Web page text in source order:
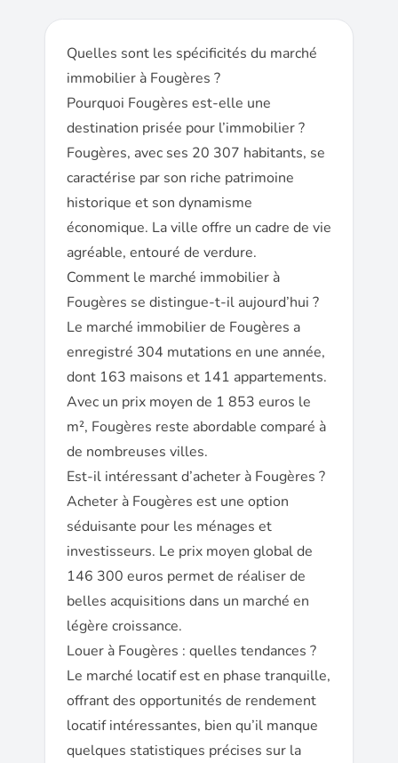
Quelles sont les spécificités du marché
immobilier à Fougères ?
Pourquoi Fougères est-elle une
destination prisée pour l’immobilier ?
Fougères, avec ses 20 307 habitants, se
caractérise par son riche patrimoine
historique et son dynamisme
économique. La ville offre un cadre de vie
agréable, entouré de verdure.
Comment le marché immobilier à
Fougères se distingue-t-il aujourd’hui ?
Le marché immobilier de Fougères a
enregistré 304 mutations en une année,
dont 163 maisons et 141 appartements.
Avec un prix moyen de 1 853 euros le
m², Fougères reste abordable comparé à
de nombreuses villes.
Est-il intéressant d’acheter à Fougères ?
Acheter à Fougères est une option
séduisante pour les ménages et
investisseurs. Le prix moyen global de
146 300 euros permet de réaliser de
belles acquisitions dans un marché en
légère croissance.
Louer à Fougères : quelles tendances ?
Le marché locatif est en phase tranquille,
offrant des opportunités de rendement
locatif intéressantes, bien qu’il manque
quelques statistiques précises sur la